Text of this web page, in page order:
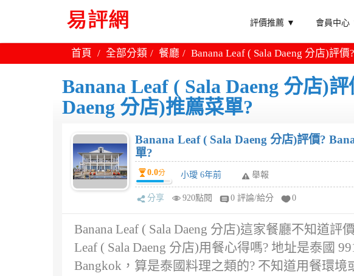
評價推薦 ▼ 會員中心
首頁 全部分類 餐廳 Banana Leaf ( Sala Daeng 分店)評
Banana Leaf ( Sala Daeng 分店)
Daeng 分店)推薦菜單?
Banana Leaf ( Sala Daeng 分店)評價?
單?
0.0分 小璦 6年前 舉報
分享 920點閱 0 評論/給分 0
Banana Leaf ( Sala Daeng 分店)這家餐廳不知道評
Leaf ( Sala Daeng 分店)用餐心得嗎? 地址是泰國
Bangkok，算是泰國料理之類的? 不知道用餐環境